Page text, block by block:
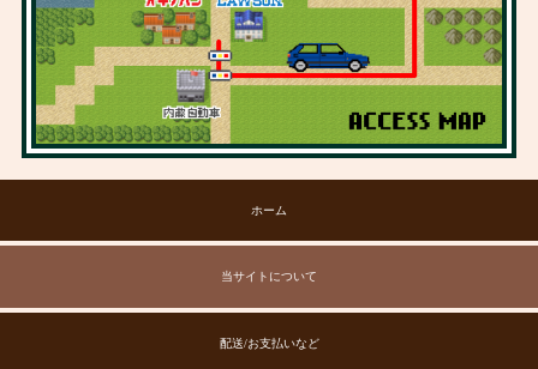
ホーム
当サイトについて
配送/お支払いなど